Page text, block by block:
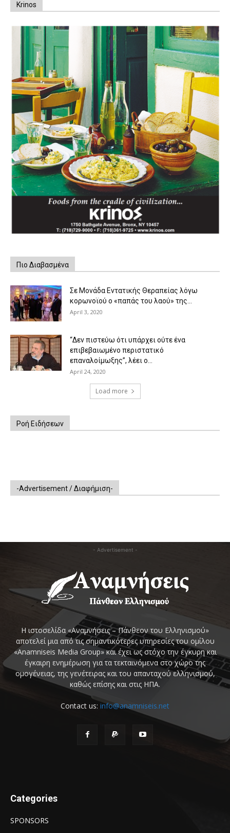
Krinos
Πιο Διαβασμένα
Σε Μονάδα Εντατικής Θεραπείας λόγω
κορωνοϊού ο «παπάς του λαού» της...
April 3, 2020
“Δεν πιστεύω ότι υπάρχει ούτε ένα
επιβεβαιωμένο περιστατικό
επαναλοίμωξης”, λέει ο...
April 24, 2020
Load more
Ροή Ειδήσεων
-Advertisement / Διαφήμιση-
- Advertisement -
Η ιστοσελίδα «Αναμνήσεις – Πάνθεον του Ελληνισμού»
αποτελεί μια από τις σημαντικότερες υπηρεσίες του ομίλου
«Anamniseis Media Group» και έχει ως στόχο την έγκυρη και
έγκαιρη ενημέρωση για τα τεκταινόμενα στο χώρο της
ομογένειας, της γενέτειρας και του απανταχού ελληνισμού,
καθώς επίσης και στις ΗΠΑ.
Contact us: info@anamniseis.net
Categories
SPONSORS